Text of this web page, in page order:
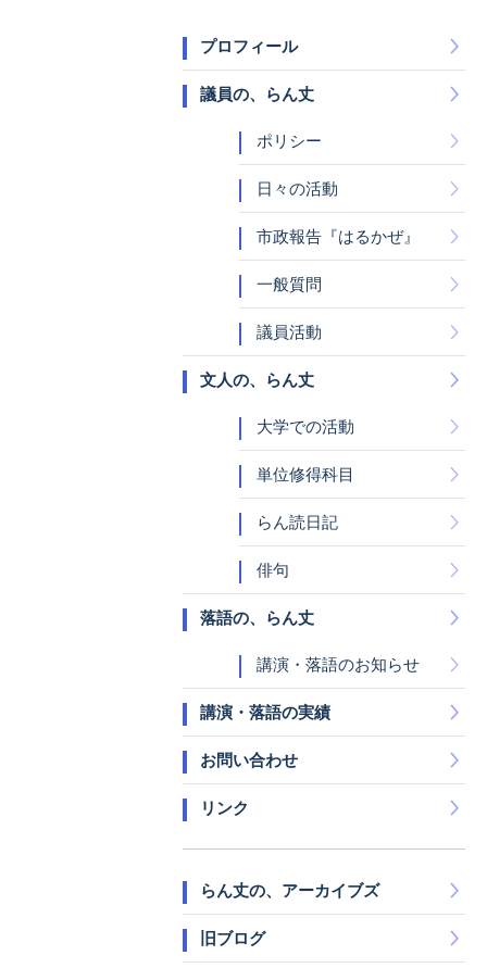
プロフィール
議員の、らん丈
ポリシー
日々の活動
市政報告『はるかぜ』
一般質問
議員活動
文人の、らん丈
大学での活動
単位修得科目
らん読日記
俳句
落語の、らん丈
講演・落語のお知らせ
講演・落語の実績
お問い合わせ
リンク
らん丈の、アーカイブズ
旧ブログ